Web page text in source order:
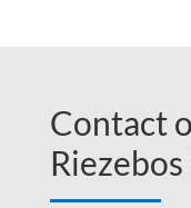
Widget
Header
Contact